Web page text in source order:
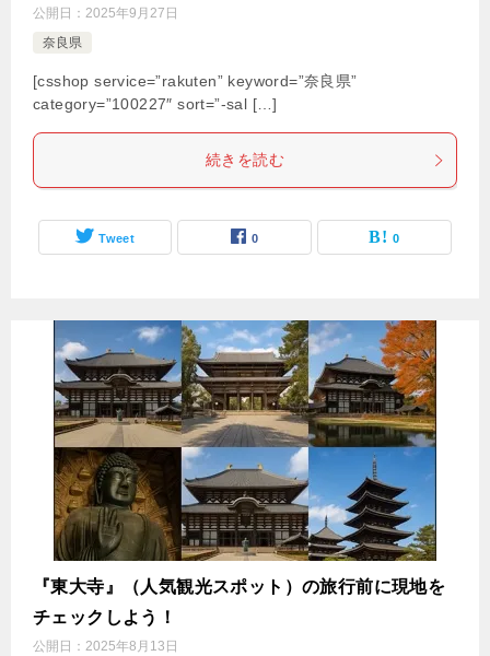
公開日： 2025年9月27日
奈良県
[csshop service=”rakuten” keyword=”奈良県”
category=”100227″ sort=”-sal […]
続きを読む
Tweet 0 0
『東大寺』（人気観光スポット）の旅行前に現地を
チェックしよう！
公開日： 2025年8月13日